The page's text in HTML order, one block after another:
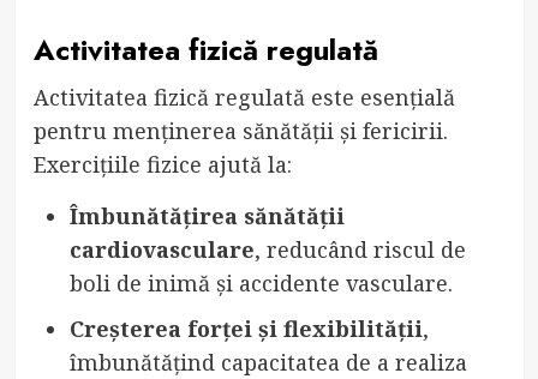
Activitatea fizică regulată
Activitatea fizică regulată este esențială
pentru menținerea sănătății și fericirii.
Exercițiile fizice ajută la:
Îmbunătățirea sănătății
cardiovasculare, reducând riscul de
boli de inimă și accidente vasculare.
Creșterea forței și flexibilității,
îmbunătățind capacitatea de a realiza